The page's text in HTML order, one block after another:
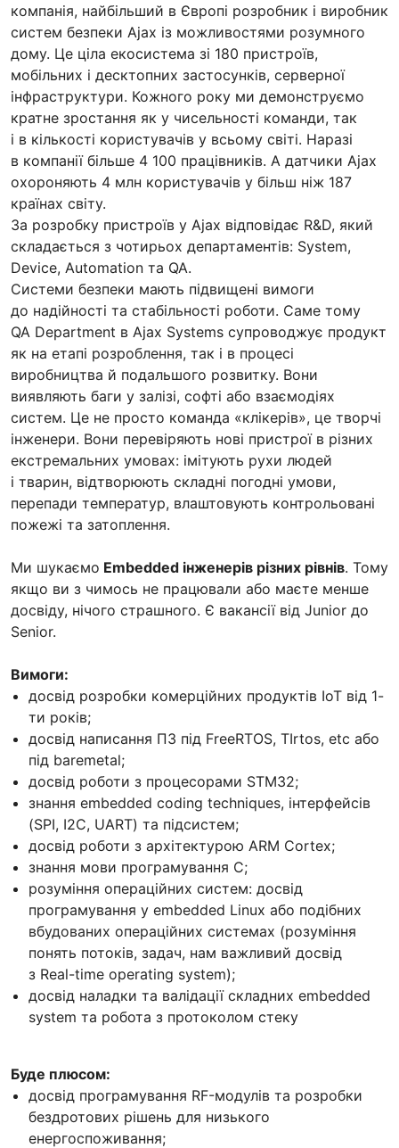
компанія, найбільший в Європі розробник і виробник
систем безпеки Ajax із можливостями розумного
дому. Це ціла екосистема зі 180 пристроїв,
мобільних і десктопних застосунків, серверної
інфраструктури. Кожного року ми демонструємо
кратне зростання як у чисельності команди, так
і в кількості користувачів у всьому світі. Наразі
в компанії більше 4 100 працівників. А датчики Ajax
охороняють 4 млн користувачів у більш ніж 187
країнах світу.
За розробку пристроїв у Ajax відповідає R&D, який
складається з чотирьох департаментів: System,
Device, Automation та QA.
Системи безпеки мають підвищені вимоги
до надійності та стабільності роботи. Саме тому
QA Department в Ajax Systems супроводжує продукт
як на етапі розроблення, так і в процесі
виробництва й подальшого розвитку. Вони
виявляють баги у залізі, софті або взаємодіях
систем. Це не просто команда «клікерів», це творчі
інженери. Вони перевіряють нові пристрої в різних
екстремальних умовах: імітують рухи людей
і тварин, відтворюють складні погодні умови,
перепади температур, влаштовують контрольовані
пожежі та затоплення.
Ми шукаємо Embedded інженерів різних рівнів. Тому
якщо ви з чимось не працювали або маєте менше
досвіду, нічого страшного. Є вакансії від Junior до
Senior.
Вимоги:
досвід розробки комерційних продуктів IoT від 1-
ти років;
досвід написання ПЗ під FreeRTOS, TIrtos, etc або
під baremetal;
досвід роботи з процесорами STM32;
знання embedded coding techniques, інтерфейсів
(SPI, I2C, UART) та підсистем;
досвід роботи з архітектурою ARM Cortex;
знання мови програмування C;
розуміння операційних систем: досвід
програмування у embedded Linux або подібних
вбудованих операційних системах (розуміння
понять потоків, задач, нам важливий досвід
з Real-time operating system);
досвід наладки та валідації складних embedded
system та робота з протоколом стеку
Буде плюсом:
досвід програмування RF-модулів та розробки
бездротових рішень для низького
енергоспоживання;